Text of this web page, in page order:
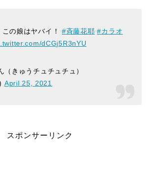
の娘はヤバイ！ #斉藤花耶 #カラオ
dCGj5R3nYU
きゅうチュチュチュ）
April 25, 2021
スポンサーリンク